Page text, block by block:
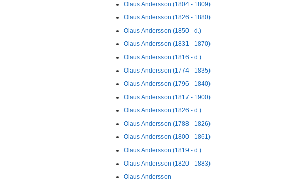
Olaus Andersson (1804 - 1809)
Olaus Andersson (1826 - 1880)
Olaus Andersson (1850 - d.)
Olaus Andersson (1831 - 1870)
Olaus Andersson (1816 - d.)
Olaus Andersson (1774 - 1835)
Olaus Andersson (1796 - 1840)
Olaus Andersson (1817 - 1900)
Olaus Andersson (1826 - d.)
Olaus Andersson (1788 - 1826)
Olaus Andersson (1800 - 1861)
Olaus Andersson (1819 - d.)
Olaus Andersson (1820 - 1883)
Olaus Andersson